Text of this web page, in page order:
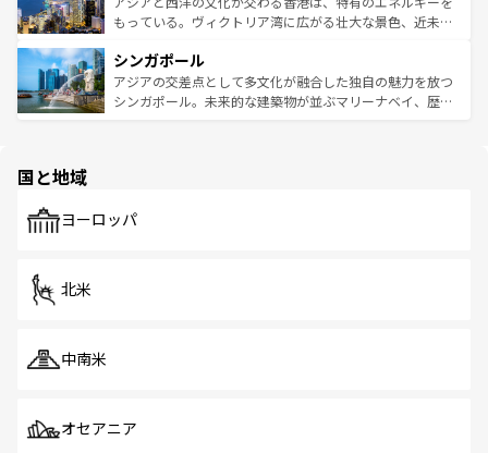
が旅行者を迎えてくれるので、きっと忘れられない旅にな
参照してほしい。
いビーチでリゾート気分を楽しむことができる。タイ料理
激する。気候は一年中温暖で、どの季節にも異なる楽しみ
が待っている。親しみやすいタイの人々、仏教を中心とし
た文化、そして多様な観光資源が、訪れる旅人を魅了し続
もっている。ヴィクトリア湾に広がる壮大な景色、近未来
み、どこを訪れても感動するはず。観光スポットが密集し
ており、効率よく見どころを回れるのも魅力。息をのむよ
うな絶景から文化的な体験まで、香港を存分に楽しみ尽く
シンガポール
アジアの交差点として多文化が融合した独自の魅力を放つ
シンガポール。未来的な建築物が並ぶマリーナベイ、歴史
で、ホーカーズは地元の風情を楽しめる外せないスポット
国と地域
ヨーロッパ
北米
中南米
オセアニア